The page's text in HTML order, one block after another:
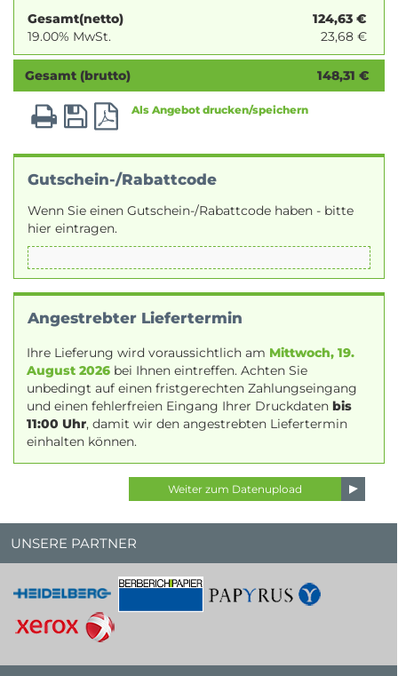
Gesamt(netto) 124,63 €
19.00% MwSt.
23,68 €
Gesamt (brutto) 148,31 €
Als Angebot drucken/speichern
Gutschein-/Rabattcode
Wenn Sie einen Gutschein-/Rabattcode haben - bitte
hier eintragen.
Angestrebter Liefertermin
Ihre Lieferung wird voraussichtlich am Mittwoch, 19.
August 2026 bei Ihnen eintreffen. Achten Sie
unbedingt auf einen fristgerechten Zahlungseingang
und einen fehlerfreien Eingang Ihrer Druckdaten bis
11:00 Uhr, damit wir den angestrebten Liefertermin
einhalten können.
UNSERE PARTNER